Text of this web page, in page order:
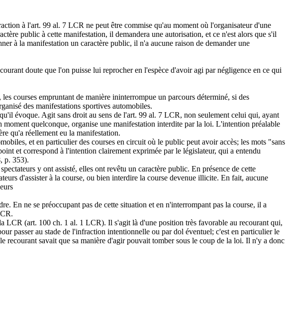
à l'art. 99 al. 7 LCR ne peut être commise qu'au moment où l'organisateur d'une
public à cette manifestation, il demandera une autorisation, et ce n'est alors que s'il
à la manifestation un caractère public, il n'a aucune raison de demander une
doute que l'on puisse lui reprocher en l'espèce d'avoir agi par négligence en ce qui
courses empruntant de manière ininterrompue un parcours déterminé, si des
des manifestations sportives automobiles.
évoque. Agit sans droit au sens de l'art. 99 al. 7 LCR, non seulement celui qui, ayant
quelconque, organise une manifestation interdite par la loi. L'intention préalable
qu'a réellement eu la manifestation.
et en particulier des courses en circuit où le public peut avoir accès; les mots "sans
et correspond à l'intention clairement exprimée par le législateur, qui a entendu
p. 353).
y ont assisté, elles ont revêtu un caractère public. En présence de cette
d'assister à la course, ou bien interdire la course devenue illicite. En fait, aucune
En ne se préoccupant pas de cette situation et en n'interrompant pas la course, il a
LCR (art. 100 ch. 1 al. 1 LCR). Il s'agit là d'une position très favorable au recourant qui,
passer au stade de l'infraction intentionnelle ou par dol éventuel; c'est en particulier le
recourant savait que sa manière d'agir pouvait tomber sous le coup de la loi. Il n'y a donc